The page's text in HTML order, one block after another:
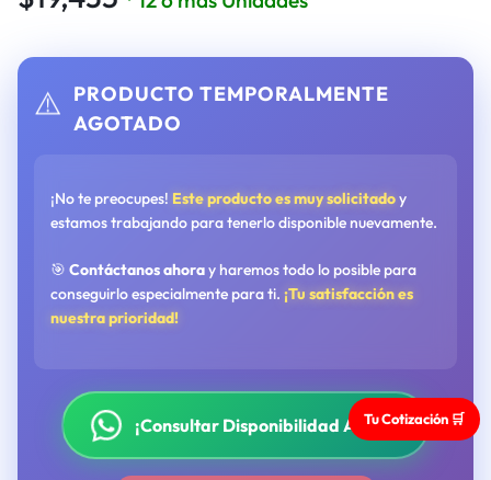
⚠️ PRODUCTO TEMPORALMENTE
AGOTADO
¡No te preocupes! Este producto es muy solicitadoy
estamos trabajando para tenerlo disponible nuevamente.
🎯 Contáctanos ahoray haremos todo lo posible para
conseguirlo especialmente para ti. ¡Tu satisfacción es
nuestra prioridad!
¡Consultar Disponibilidad Ahora!Tu Cotización 🛒